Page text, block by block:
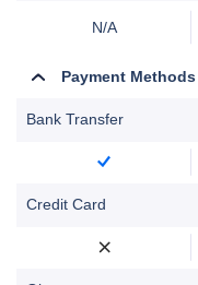
N/A
Payment Methods
Bank Transfer
Credit Card